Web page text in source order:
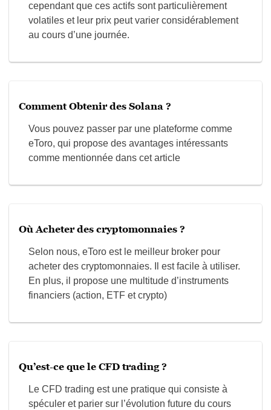
cependant que ces actifs sont particulièrement
volatiles et leur prix peut varier considérablement
au cours d’une journée.
Comment Obtenir des Solana ?
Vous pouvez passer par une plateforme comme
eToro, qui propose des avantages intéressants
comme mentionnée dans cet article
Où Acheter des cryptomonnaies ?
Selon nous, eToro est le meilleur broker pour
acheter des cryptomonnaies. Il est facile à utiliser.
En plus, il propose une multitude d’instruments
financiers (action, ETF et crypto)
Qu’est-ce que le CFD trading ?
Le CFD trading est une pratique qui consiste à
spéculer et parier sur l’évolution future du cours